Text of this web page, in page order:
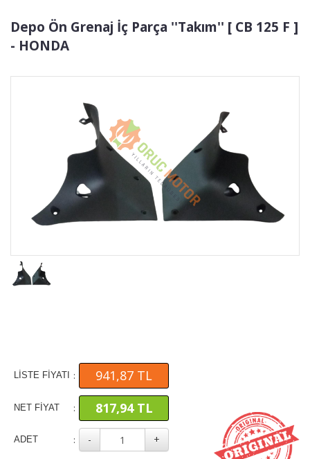
Depo Ön Grenaj İç Parça ''Takım'' [ CB 125 F ]
- HONDA
LİSTE FİYATI : 941,87 TL
NET FİYAT : 817,94 TL
ADET :